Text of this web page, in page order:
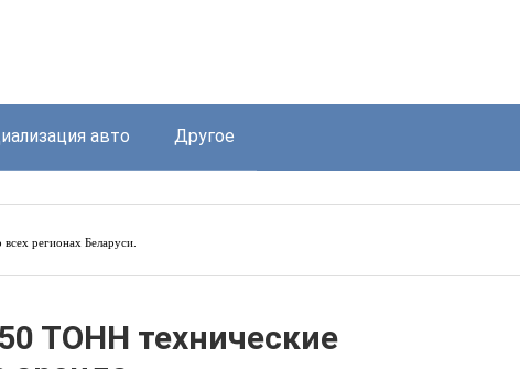
авто Другое
всех регионах Беларуси.
ТОНН технические